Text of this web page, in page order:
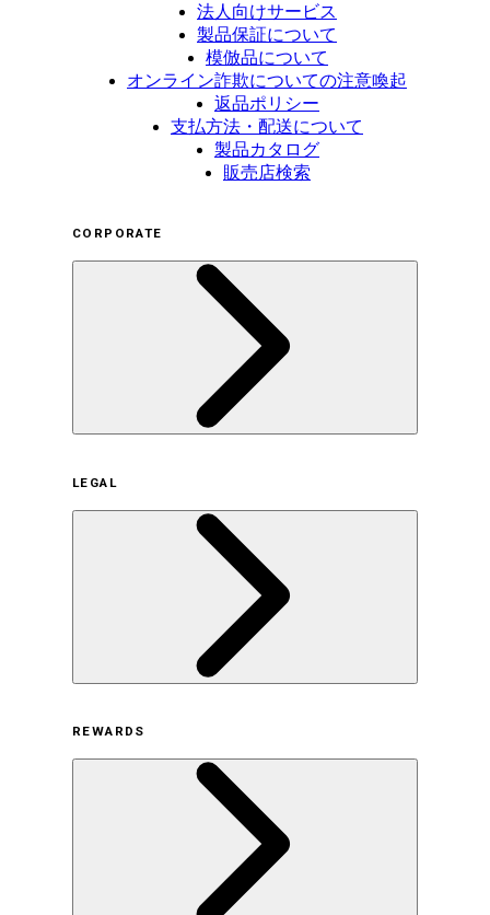
法人向けサービス
製品保証について
模倣品について
オンライン詐欺についての注意喚起
返品ポリシー
支払方法・配送について
製品カタログ
販売店検索
CORPORATE
サステナビリティの取り組み（日本）
サステナビリティの取り組み（米国/英語）
ヒストリー
採用情報
LEGAL
オンラインストア利用規約
プライバシーポリシー
特定商取引法に基づく表示
古物営業法に基づく表示
REWARDS